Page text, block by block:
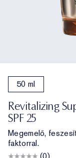
50 ml
Revitalizing
SPF 25
Megemelő,
faktorral.